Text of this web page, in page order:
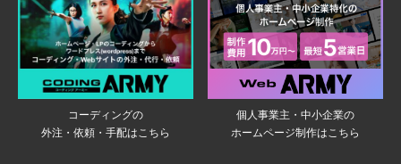
コーディングの
外注・依頼・手配はこちら
個人事業主・中小企業の
ホームページ制作はこちら